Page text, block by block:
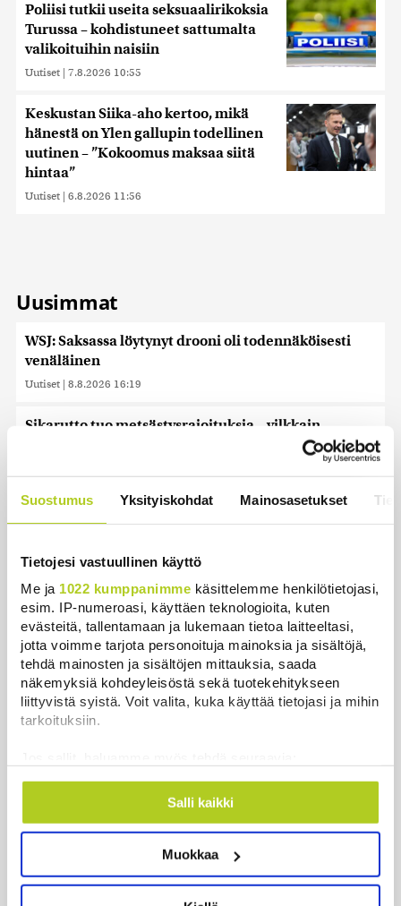
Suostumus Yksityiskohdat Mainosasetukset
Tietojesi vastuullinen käyttö
Me ja 1022 kumppanimme käsittelemme henkilötietojasi,
esim. IP-numeroasi, käyttäen teknologioita, kuten
evästeitä, tallentamaan ja lukemaan tietoa laitteeltasi,
jotta voimme tarjota personoituja mainoksia ja sisältöjä,
tehdä mainosten ja sisältöjen mittauksia, saada
näkemyksiä kohdeyleisöstä sekä tuotekehitykseen
liittyvistä syistä. Voit valita, kuka käyttää tietojasi ja mihin
tarkoituksiin.
Kerätä tietoja maantieteellisestä sijainnistasi,
mahdollisesti muutaman metrin tarkkuudella
ominaispiirteitä aktiivisesti (sormenjäljen
Lue lisää siitä, miten henkilötietojasi käsitellään ja miten
Salli kaikki
Muokkaa
Poliisi tutkii useita seksuaalirikoksia
Turussa – kohdistuneet sattumalta
valikoituihin naisiin
Uutiset | 7.8.2026 10:55
Keskustan Siika-aho kertoo, mikä
hänestä on Ylen gallupin todellinen
uutinen – ”Kokoomus maksaa siitä
hintaa”
Uutiset | 6.8.2026 11:56
Uusimmat
WSJ: Saksassa löytynyt drooni oli todennäköisesti
venäläinen
Uutiset | 8.8.2026 16:19
Sikarutto tuo metsästysrajoituksia – vilkkain
Bulgariassa on räjähtänyt drooni lähellä Romanian
rajaa
HS: Kaikkonen puoluejohtajien ykkönen
Uutiset | 8.8.2026 13:09
Ursa on myynyt ennätysmäärän pimennyslaseja
auringonpimennyksen edellä
Uutiset | 8.8.2026 11:31
auringonpimennys
Uutiset | 8.8.2026 11:30
Ensi viikolla Suomesta pääsee junalla
Haaparantaan, mutta matka taitetaan kuivin suin